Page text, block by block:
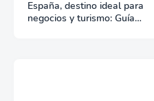
España, destino ideal para
negocios y turismo: Guía